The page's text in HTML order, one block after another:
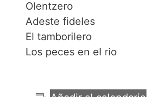
Olentzero
Adeste fideles
El tamborilero
Los peces en el rio